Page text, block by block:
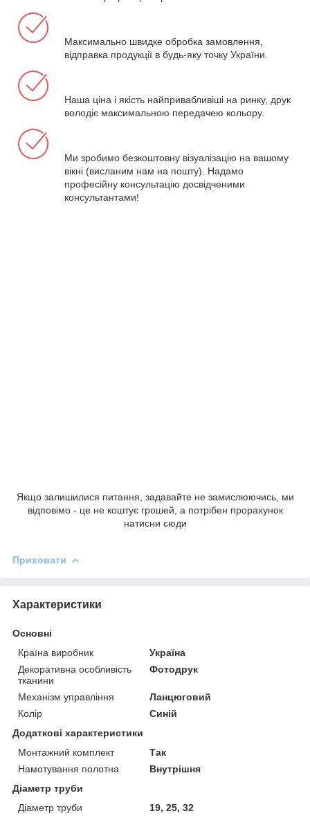
Максимально швидке обробка замовлення,
відправка продукції в будь-яку точку України.
Наша ціна і якість найпривабливіші на ринку, друк
володіє максимальною передачею кольору.
Ми зробимо безкоштовну візуалізацію на вашому
вікні (висланим нам на пошту). Надамо
професійну консультацію досвідченими
консультантами!
Якщо залишилися питання, задавайте не замислюючись, ми
відповімо - це не коштує грошей, а потрібен прорахунок
натисни сюди
Приховати
Характеристики
Основні
Країна виробник
Україна
Декоративна особливість
тканини
Фотодрук
Механізм управління
Ланцюговий
Колір
Синій
Додаткові характеристики
Монтажний комплект
Так
Намотування полотна
Внутрішня
Діаметр труби
Діаметр труби
19, 25, 32